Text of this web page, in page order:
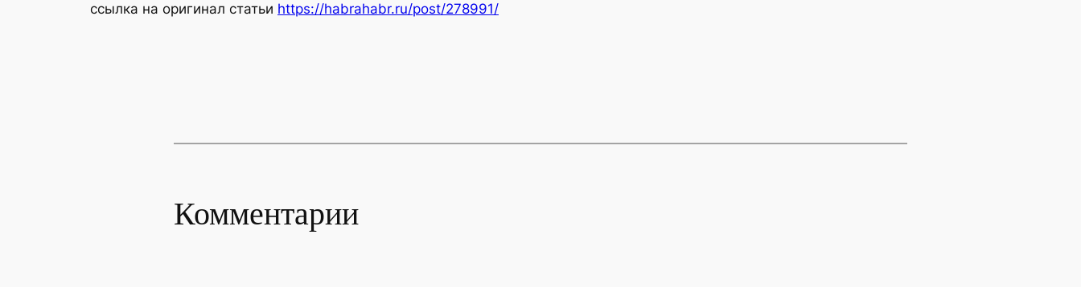
ссылка на оригинал статьи https://habrahabr.ru/post/278991/
Комментарии